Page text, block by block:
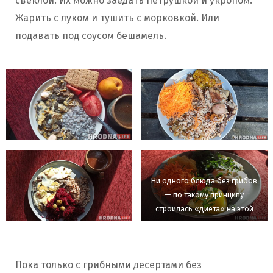
Жарить с луком и тушить с морковкой. Или
подавать под соусом бешамель.
Ни одного блюда без грибов
— по такому принципу
строилась «диета» на этой
неделе
Пока только с грибными десертами без